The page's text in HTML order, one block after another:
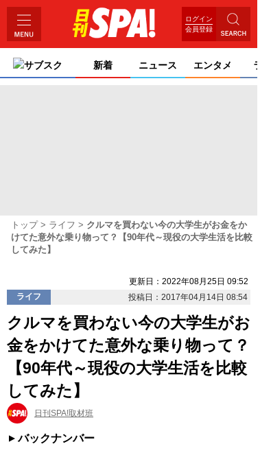
ログイン
会員登録
サブスク 新着 ニュース エンタメ
トップ ライフ
クルマを買わない今の大学生がお金をか
けてた意外な乗り物って？【90年代～現役の大学生活を比較
してみた】
更新日：2022年08月25日 09:52
ライフ
投稿日：2017年04月14日 08:54
クルマを買わない今の大学生がお
金をかけてた意外な乗り物って？
【90年代～現役の大学生活を比較
してみた】
日刊SPA!取材班
バックナンバー